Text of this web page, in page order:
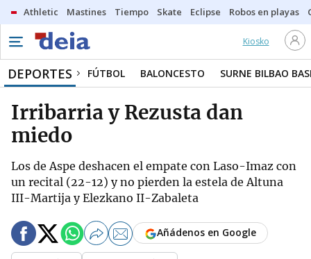
Athletic Mastines Tiempo Skate Eclipse Robos en playas
Kiosko
DEPORTES FÚTBOL BALONCESTO SURNE BILBAO
Irribarria y Rezusta dan
miedo
Los de Aspe deshacen el empate con Laso-Imaz con
un recital (22-12) y no pierden la estela de Altuna
III-Martija y Elezkano II-Zabaleta
Añádenos en Google